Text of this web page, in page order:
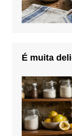
É muita